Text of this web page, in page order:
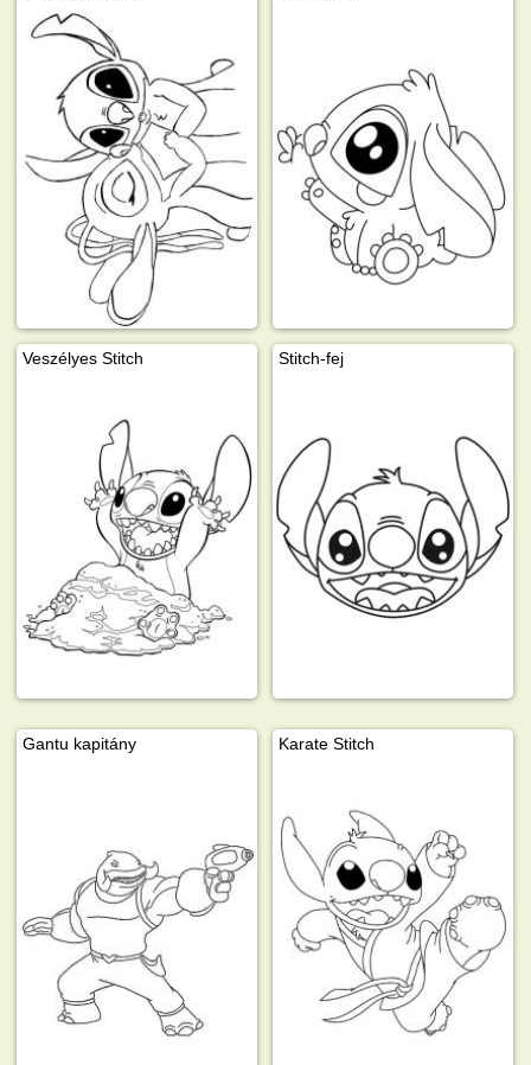
Veszélyes Stitch Stitch-fej
Gantu kapitány Karate Stitch